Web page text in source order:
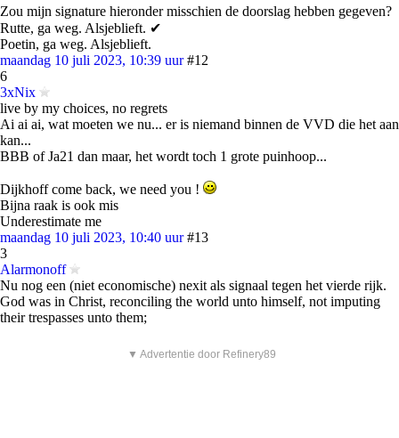
Zou mijn signature hieronder misschien de doorslag hebben gegeven?
Rutte, ga weg. Alsjeblieft. ✔
Poetin, ga weg. Alsjeblieft.
maandag 10 juli 2023, 10:39 uur #12
6
3xNix
live by my choices, no regrets
Ai ai ai, wat moeten we nu... er is niemand binnen de VVD die het aan
kan...
BBB of Ja21 dan maar, het wordt toch 1 grote puinhoop...
Dijkhoff come back, we need you !
Bijna raak is ook mis
Underestimate me
maandag 10 juli 2023, 10:40 uur #13
3
Alarmonoff
Nu nog een (niet economische) nexit als signaal tegen het vierde rijk.
God was in Christ, reconciling the world unto himself, not imputing
their trespasses unto them;
▼ Advertentie door Refinery89